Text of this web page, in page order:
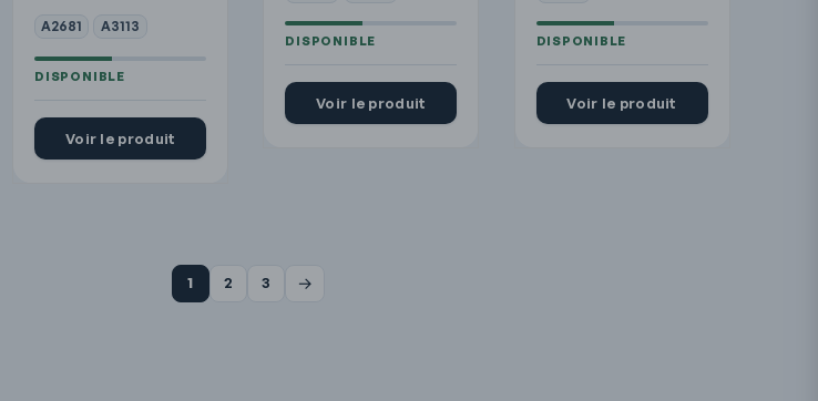
A2681 A3113
Voir le produit
Voir le produit Voir le produit
1 2 3 →